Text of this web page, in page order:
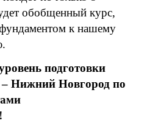
обобщенный курс,
к нашему
подготовки
Нижний Новгород по